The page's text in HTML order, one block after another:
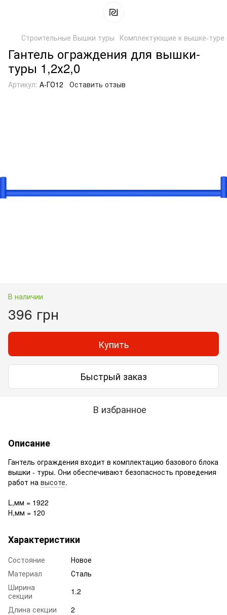
Строительные Вышки туры Комплектующие к вышке-туре
Гантель ограждения для вышки-
туры 1,2х2,0
Артикул: А-ГО12 Оставить отзыв
В наличии
396 грн
Купить
Быстрый заказ
В избранное
Описание
Гантель ограждения входит в комплектацию базового блока
вышки - туры. Они обеспечивают безопасность проведения
работ на высоте.
L,мм = 1922
Н,мм = 120
Характеристики
Состояние
Новое
Материал
Сталь
Ширина
секции
1.2
Длина секции
2